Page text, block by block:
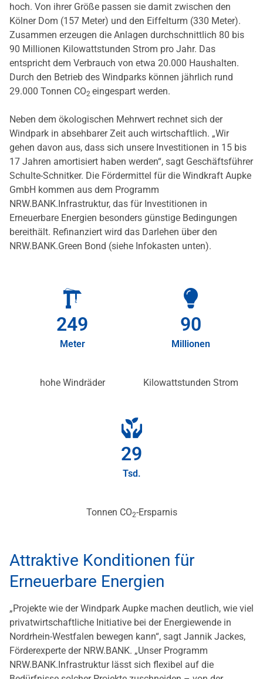
hoch. Von ihrer Größe passen sie damit zwischen den
Kölner Dom (157 Meter) und den Eiffelturm (330 Meter).
Zusammen erzeugen die Anlagen durchschnittlich 80 bis
90 Millionen Kilowattstunden Strom pro Jahr. Das
entspricht dem Verbrauch von etwa 20.000 Haushalten.
Durch den Betrieb des Windparks können jährlich rund
29.000 Tonnen CO2 eingespart werden.
Neben dem ökologischen Mehrwert rechnet sich der
Windpark in absehbarer Zeit auch wirtschaftlich. „Wir
gehen davon aus, dass sich unsere Investitionen in 15 bis
17 Jahren amortisiert haben werden“, sagt Geschäftsführer
Schulte-Schnitker. Die Fördermittel für die Windkraft Aupke
GmbH kommen aus dem Programm
NRW.BANK.Infrastruktur, das für Investitionen in
Erneuerbare Energien besonders günstige Bedingungen
bereithält. Refinanziert wird das Darlehen über den
NRW.BANK.Green Bond (siehe Infokasten unten).
250
Meter
hohe Windräder
90
Millionen
Kilowattstunden Strom
29
Tsd.
Tonnen CO2-Ersparnis
Attraktive Konditionen für
Erneuerbare Energien
„Projekte wie der Windpark Aupke machen deutlich, wie viel
privatwirtschaftliche Initiative bei der Energiewende in
Nordrhein-Westfalen bewegen kann“, sagt Jannik Jackes,
Förderexperte der NRW.BANK. „Unser Programm
NRW.BANK.Infrastruktur lässt sich flexibel auf die